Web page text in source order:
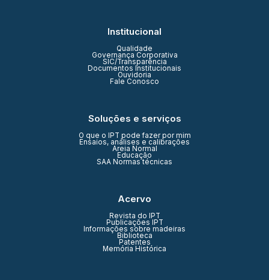
Institucional
Qualidade
Governança Corporativa
SIC/Transparência
Documentos Institucionais
Ouvidoria
Fale Conosco
Soluções e serviços
O que o IPT pode fazer por mim
Ensaios, análises e calibrações
Areia Normal
Educação
SAA Normas técnicas
Acervo
Revista do IPT
Publicações IPT
Informações sobre madeiras
Biblioteca
Patentes
Memória Histórica